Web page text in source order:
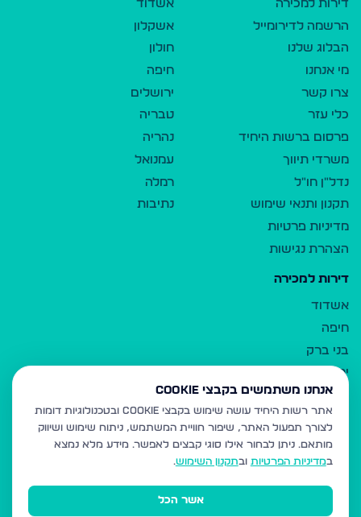
דירות למכירה
הרשמה לדירומייל
הבלוג שלנו
מי אנחנו
צרו קשר
כלי עזר
פרסום ברשות היחיד
משרדי תיווך
נדל"ן חו"ל
תקנון ותנאי שימוש
מדיניות פרטיות
הצהרת נגישות
אשדוד
אשקלון
חולון
חיפה
ירושלים
טבריה
נהריה
עמנואל
רמלה
נתיבות
דירות למכירה
אשדוד
חיפה
בני ברק
ירושלים
אלעד
גבעת זאב
בית שמש
רכסים
מודיעין עילית
אנחנו משתמשים בקבצי Cookie
אתר רשות היחיד עושה שימוש בקבצי Cookie ובטכנולוגיות דומות
לצורך תפעול האתר, שיפור חוויית המשתמש, ניתוח שימוש ושיווק
מותאם. ניתן לבחור אילו סוגי קבצים לאפשר. מידע מלא נמצא
במדיניות הפרטיות ובתקנון השימוש.
אשר הכל